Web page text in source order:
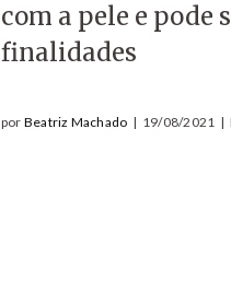
com a pele e pode
finalidades
por Beatriz Machado | 19/08/2021 |